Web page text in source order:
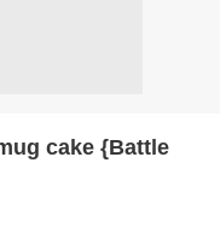
cake {Battle